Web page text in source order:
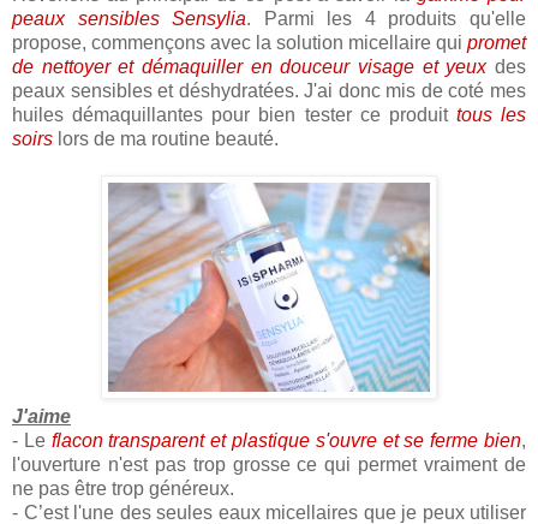
peaux sensibles Sensylia. Parmi les 4 produits qu'elle
propose, commençons avec la solution micellaire qui promet
de nettoyer et démaquiller en douceur visage et yeux des
peaux sensibles et déshydratées. J'ai donc mis de coté mes
huiles démaquillantes pour bien tester ce produittous les
soirs lors de ma routine beauté.
J'aime
- Le flacon transparent et plastique s'ouvre et se ferme bien,
l'ouverture n'est pas trop grosse ce qui permet vraiment de
ne pas être trop généreux.
- C’est l'une des seules eaux micellaires que je peux utiliser